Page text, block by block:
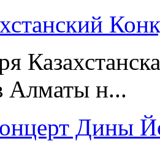
Алматы н...
Дины